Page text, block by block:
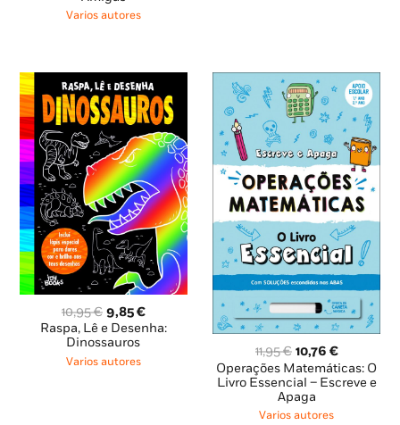
era:
Varios autores
10,95€ O
preço
original
era:
9,85€O
preço
Raspa, Lê e Desenha:
Dinossauros
Varios autores
11,95€ O
preço
original
era:
11,95 €.
10,76 €O
preço
atual
Operações Matemáticas: O
Livro Essencial – Escreve e
Apaga
Varios autores